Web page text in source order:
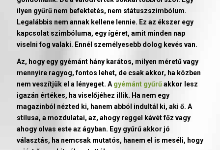
ilyen gyűrű nem befektetés, nem státuszszimbólum.
Legalábbis nem annak kellene lennie. Ez az ékszer egy
kapcsolat szimbóluma, egy ígéret, amit minden nap
viselni fog valaki. Ennél személyesebb dolog kevés van.
Az, hogy egy gyémánt hány karátos, milyen méretű vagy
mennyire ragyog, fontos lehet, de csak akkor, ha közben
nem veszítjük el a lényeget. A gyémánt gyűrűakkor lesz
igazán értékes, ha viselőjéhez illik. Ha nem egy
magazinból nézted ki, hanem abból indultál ki, aki ő. A
stílusa, a mozdulatai, az, ahogy reggel kávét főz vagy
ahogy olvas este az ágyban. Egy gyűrű akkor jó
választás, ha nemcsak mutatós, hanem el is meséli, hogy